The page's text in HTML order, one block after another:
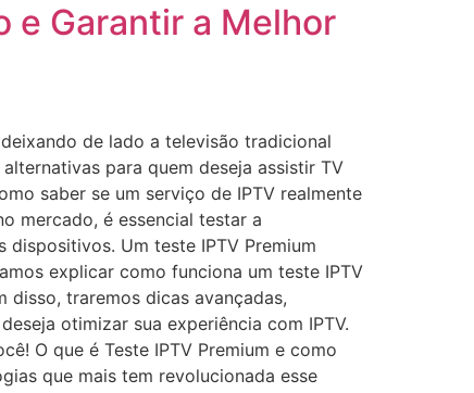
e Garantir a Melhor
de lado a televisão tradicional
para quem deseja assistir TV
saber se um serviço de IPTV realmente
mercado, é essencial testar a
Um teste IPTV Premium
explicar como funciona um teste IPTV
disso, traremos dicas avançadas,
otimizar sua experiência com IPTV.
O que é Teste IPTV Premium e como
que mais tem revolucionada esse